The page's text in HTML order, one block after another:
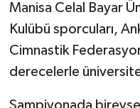
Manisa Celal Bayar
Kulübü sporcuları,
Cimnastik
derecelerle